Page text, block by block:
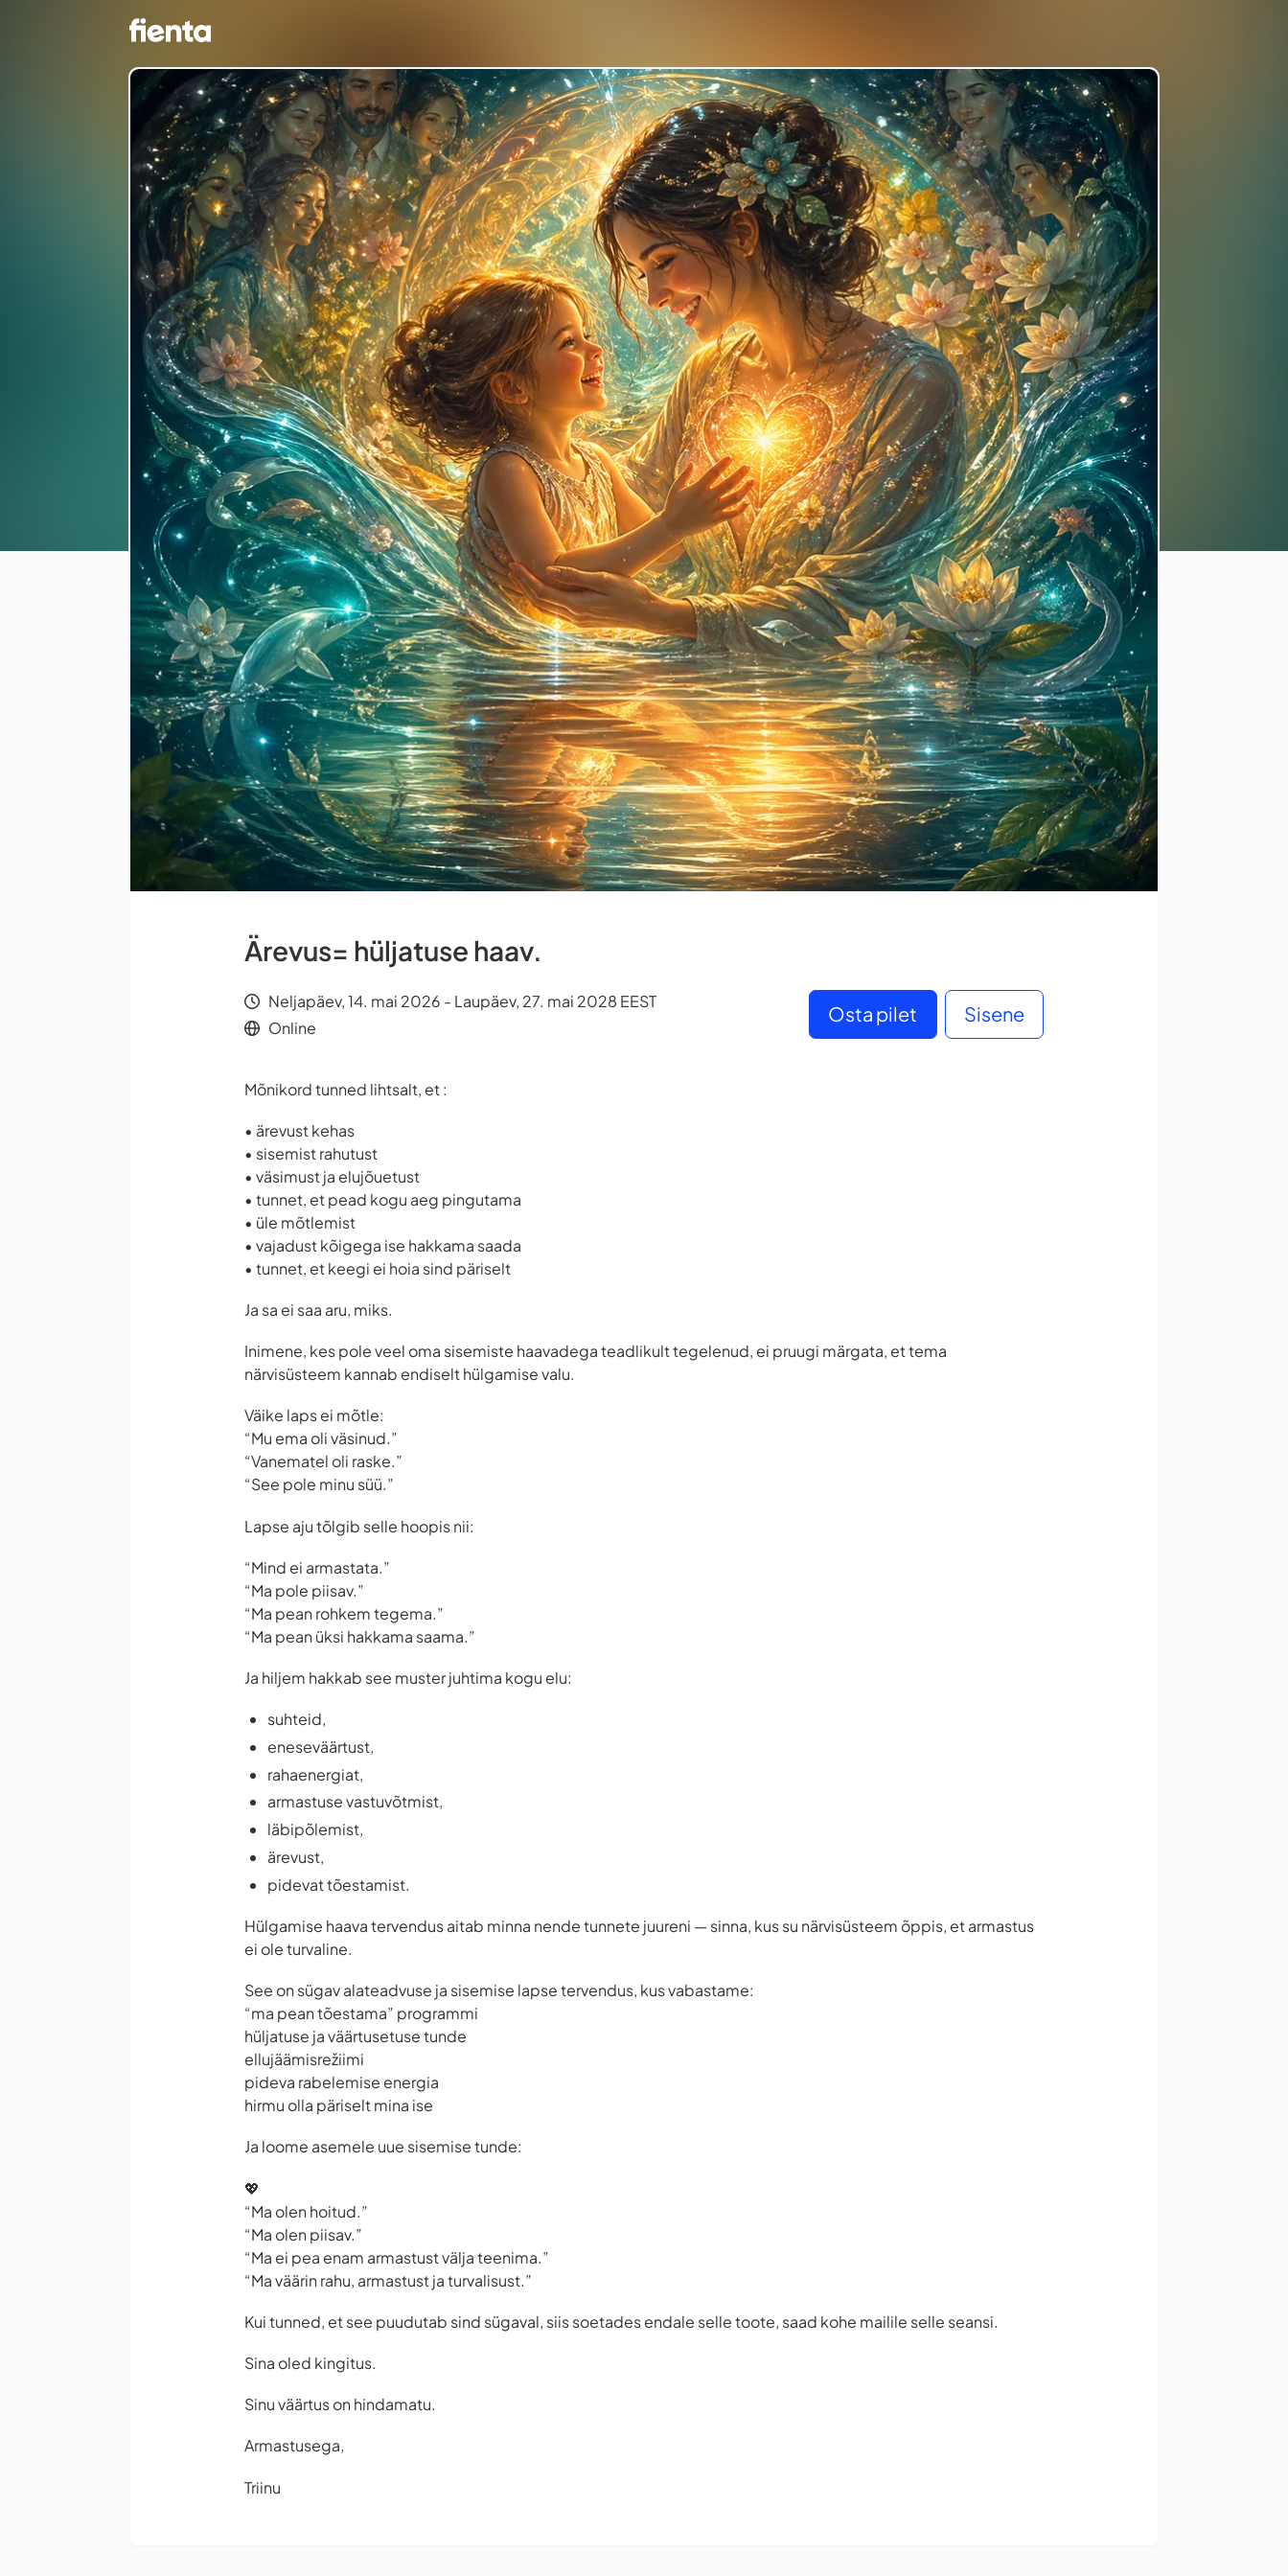
Ärevus= hüljatuse haav.
Neljapäev, 14. mai 2026 - Laupäev, 27. mai 2028 EEST
Online
Osta pilet Sisene
Mõnikord tunned lihtsalt, et :
• ärevust kehas
• sisemist rahutust
• väsimust ja elujõuetust
• tunnet, et pead kogu aeg pingutama
• üle mõtlemist
• vajadust kõigega ise hakkama saada
• tunnet, et keegi ei hoia sind päriselt
Ja sa ei saa aru, miks.
Inimene, kes pole veel oma sisemiste haavadega teadlikult tegelenud, ei pruugi märgata, et tema
närvisüsteem kannab endiselt hülgamise valu.
Väike laps ei mõtle:
“Mu ema oli väsinud.”
“Vanematel oli raske.”
“See pole minu süü.”
Lapse aju tõlgib selle hoopis nii:
“Mind ei armastata.”
“Ma pole piisav.”
“Ma pean rohkem tegema.”
“Ma pean üksi hakkama saama.”
Ja hiljem hakkab see muster juhtima kogu elu:
suhteid,
eneseväärtust,
rahaenergiat,
armastuse vastuvõtmist,
läbipõlemist,
ärevust,
pidevat tõestamist.
Hülgamise haava tervendus aitab minna nende tunnete juureni — sinna, kus su närvisüsteem õppis, et armastus
ei ole turvaline.
See on sügav alateadvuse ja sisemise lapse tervendus, kus vabastame:
“ma pean tõestama” programmi
hüljatuse ja väärtusetuse tunde
ellujäämisrežiimi
pideva rabelemise energia
hirmu olla päriselt mina ise
Ja loome asemele uue sisemise tunde:
💖
“Ma olen hoitud.”
“Ma olen piisav.”
“Ma ei pea enam armastust välja teenima.”
“Ma väärin rahu, armastust ja turvalisust.”
Kui tunned, et see puudutab sind sügaval, siis soetades endale selle toote, saad kohe mailile selle seansi.
Sina oled kingitus.
Sinu väärtus on hindamatu.
Armastusega,
Triinu